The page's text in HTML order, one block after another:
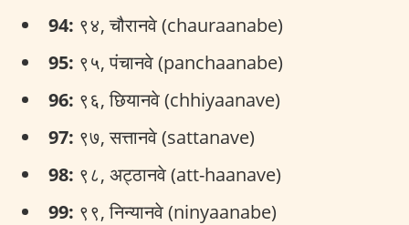
94: ९४, चौरानवे (chauraanabe)
95: ९५, पंचानवे (panchaanabe)
96: ९६, छियानवे (chhiyaanave)
97: ९७, सत्तानवे (sattanave)
98: ९८, अट्ठानवे (att-haanave)
99: ९९, निन्यानवे (ninyaanabe)